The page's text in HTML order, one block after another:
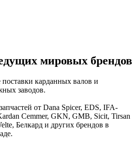
мировых брендов
карданных валов и
заводов.
от Dana Spicer, EDS, IFA-
Cemmer, GKN, GMB, Sicit, Tirsan
Белкард и других брендов в